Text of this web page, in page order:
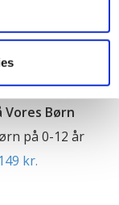
markedsføring,
sociale medier
tilbage.
accepterer
Du kan læse
af dine
både
Citér
Børn
på 0-12 år
kr.